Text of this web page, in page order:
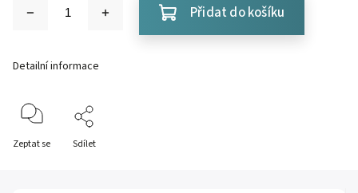
Přidat do košíku
Detailní informace
Zeptat se Sdílet